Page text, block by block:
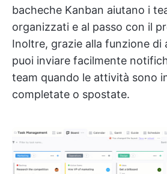
bacheche Kanban aiutano i
organizzati e al passo con il
Inoltre, grazie alla funzione di
puoi inviare facilmente
team quando le attività sono
completate o spostate.